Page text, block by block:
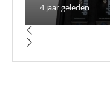
4 jaar geleden